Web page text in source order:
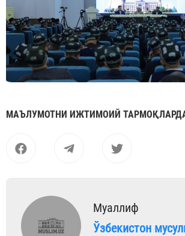
МАЪЛУМОТНИ ИЖТИМОИЙ
Муаллиф
Ўзбекистон